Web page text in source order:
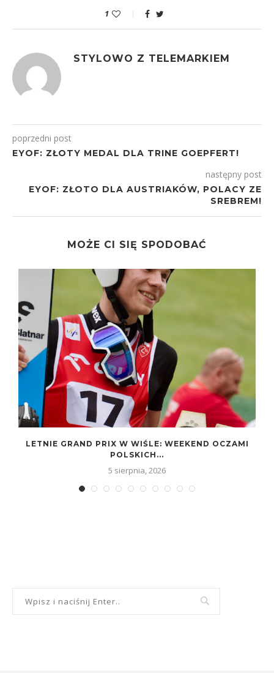
1
STYLOWO Z TELEMARKIEM
poprzedni post
EYOF: ZŁOTY MEDAL DLA TRINE GOEPFERT!
następny post
EYOF: ZŁOTO DLA AUSTRIAKÓW, POLACY ZE
SREBREM!
MOŻE CI SIĘ SPODOBAĆ
LETNIE GRAND PRIX W WIŚLE: WEEKEND OCZAMI
POLSKICH...
5 sierpnia, 2026